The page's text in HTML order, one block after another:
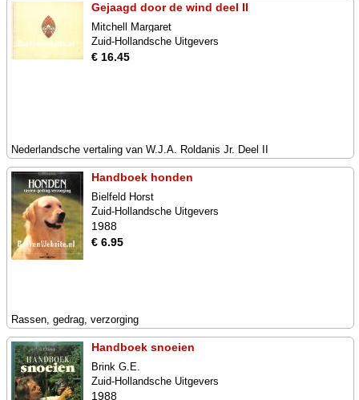
Gejaagd door de wind deel II
Mitchell Margaret
Zuid-Hollandsche Uitgevers
€ 16.45
Nederlandsche vertaling van W.J.A. Roldanis Jr. Deel II
Handboek honden
Bielfeld Horst
Zuid-Hollandsche Uitgevers
1988
€ 6.95
Rassen, gedrag, verzorging
Handboek snoeien
Brink G.E.
Zuid-Hollandsche Uitgevers
1988